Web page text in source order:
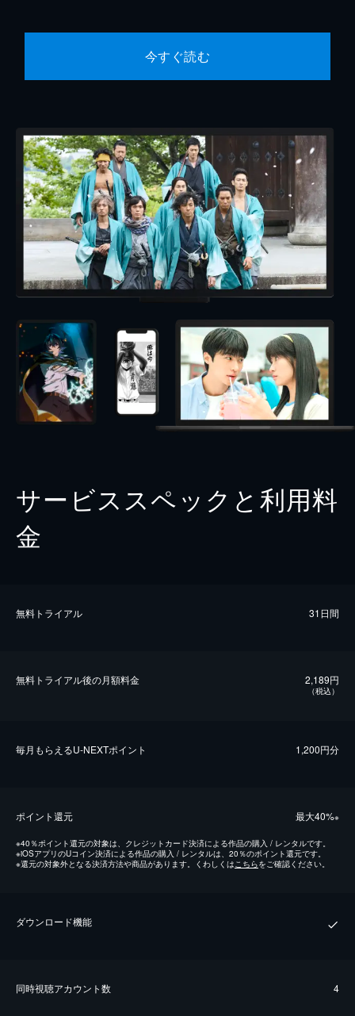
今すぐ読む
サービススペックと利用料
金
無料トライアル 31日間
無料トライアル後の⽉額料金 2,189円
（税込）
毎⽉もらえるU-NEXTポイント 1,200円分
ポイント還元 最⼤40%※
※40％ポイント還元の対象は、クレジットカード決済による作品の購入 / レンタルです。
※iOSアプリのUコイン決済による作品の購入 / レンタルは、20％のポイント還元です。
※還元の対象外となる決済方法や商品があります。くわしくはこちらをご確認ください。
ダウンロード機能
同時視聴アカウント数 4